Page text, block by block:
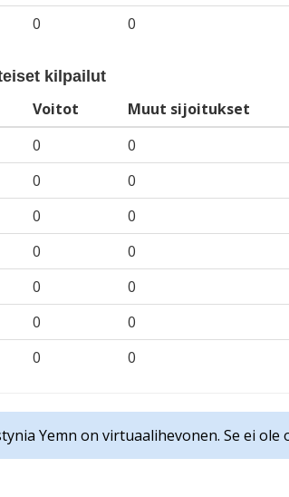
0 0
kilpailut
Voitot Muut sijoitukset
0 0
0 0
0 0
0 0
0 0
0 0
0 0
Yemn on virtuaalihevonen. Se ei ole